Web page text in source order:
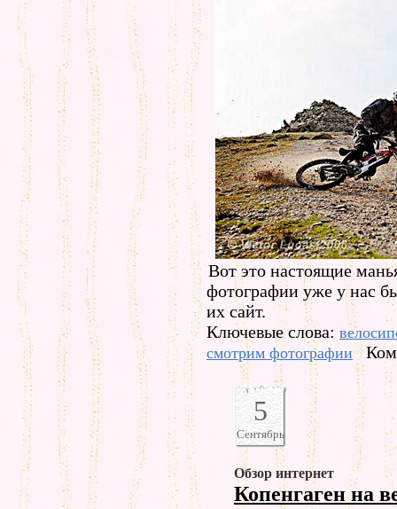
Вот это настоящие
фотографии уже у нас
их сайт.
Ключевые слова:
смотрим фотографии
5
Сентябрь
Обзор интернет
Копенгаген на